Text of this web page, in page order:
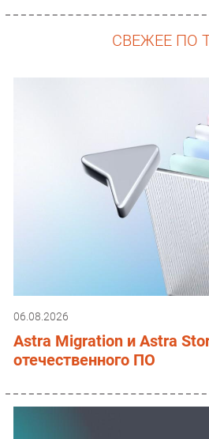
СВЕЖЕЕ ПО
06.08.2026
Astra Migration и Astra
отечественного ПО